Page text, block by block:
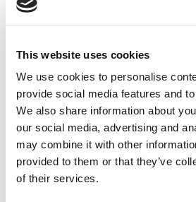
This website uses cookies
We use cookies to personalise
provide social media features and
We also share information about
our social media, advertising and
may combine it with other
provided to them or that they’ve
of their services.
Klämma 800
Klämma 600
Varje form är byggd med precision
åtanke, vilket säkerställer långvarig
byggmiljöer.